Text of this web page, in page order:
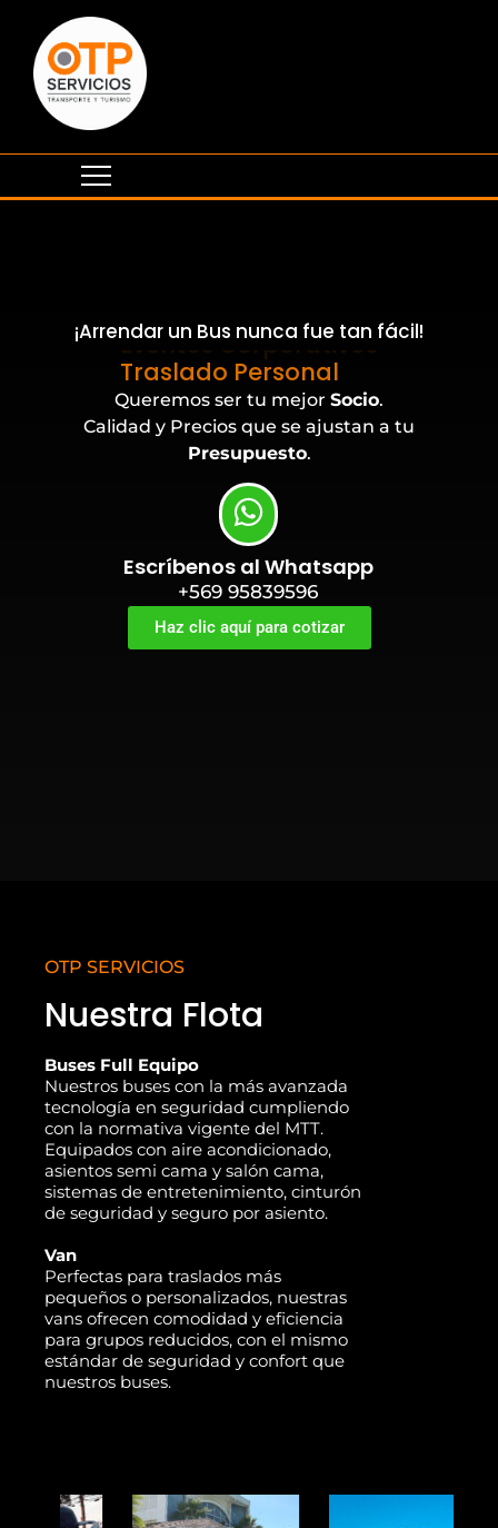
¡Arrendar un Bus nunca fue tan fácil!
Eventos Corporativos
Queremos ser tu mejor Socio.
Calidad y Precios que se ajustan a tu
Presupuesto.
Escríbenos al Whatsapp
+569 95839596
Haz clic aquí para cotizar
OTP SERVICIOS
Nuestra Flota
Buses Full Equipo
Nuestros buses con la más avanzada
tecnología en seguridad cumpliendo
con la normativa vigente del MTT.
Equipados con aire acondicionado,
asientos semi cama y salón cama,
sistemas de entretenimiento, cinturón
de seguridad y seguro por asiento.
Van
Perfectas para traslados más
pequeños o personalizados, nuestras
vans ofrecen comodidad y eficiencia
para grupos reducidos, con el mismo
estándar de seguridad y confort que
nuestros buses.